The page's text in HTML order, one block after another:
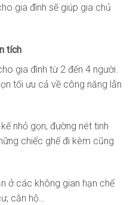
gia đình sẽ giúp gia chủ
tích
gia đình từ 2 đến 4 người.
tối ưu cả về công năng lẫn
nhỏ gọn, đường nét tinh
chiếc ghế đi kèm cũng
ở các không gian hạn chế
căn hộ…